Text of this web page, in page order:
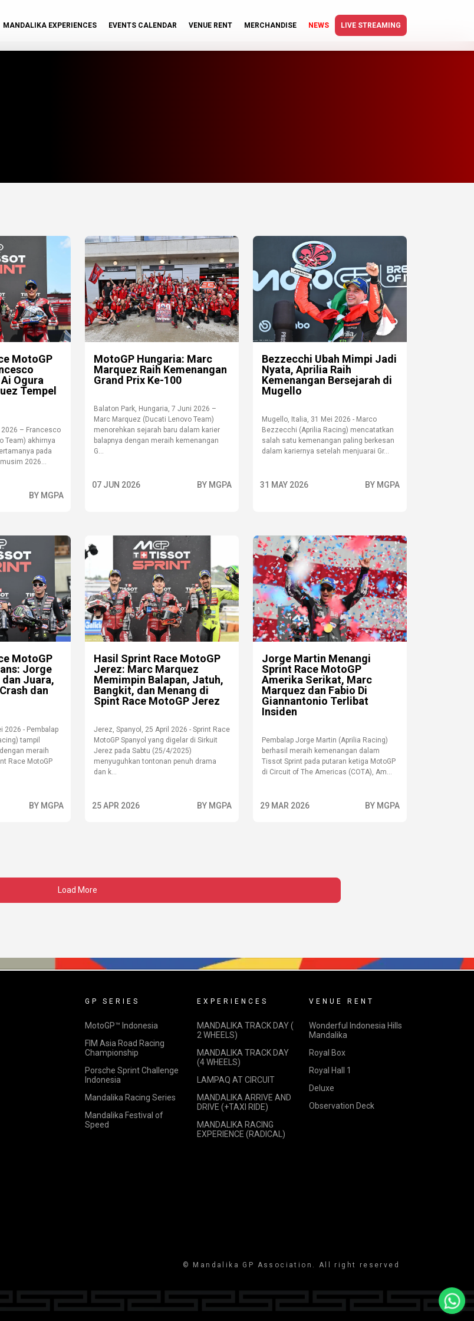
MANDALIKA EXPERIENCES EVENTS CALENDAR VENUE RENT MERCHANDISE NEWS LIVE STREAMING
MotoGP
Ogura
Tempel
– Francesco
Team) akhirnya
pada
2026...
BY MGPA
MotoGP Hungaria: Marc
Marquez Raih Kemenangan
Grand Prix Ke-100
Balaton Park, Hungaria, 7 Juni 2026 –
Marc Marquez (Ducati Lenovo Team)
menorehkan sejarah baru dalam karier
balapnya dengan meraih kemenangan
G...
07 JUN 2026 BY MGPA
Bezzecchi Ubah Mimpi Jadi
Nyata, Aprilia Raih
Kemenangan Bersejarah di
Mugello
Mugello, Italia, 31 Mei 2026 - Marco
Bezzecchi (Aprilia Racing) mencatatkan
salah satu kemenangan paling berkesan
dalam kariernya setelah menjuarai Gr...
31 MAY 2026 BY MGPA
MotoGP
Jorge
Juara,
dan
2026 - Pembalap
tampil
meraih
Race MotoGP
BY MGPA
Hasil Sprint Race MotoGP
Jerez: Marc Marquez
Memimpin Balapan, Jatuh,
Bangkit, dan Menang di
Spint Race MotoGP Jerez
Jerez, Spanyol, 25 April 2026 - Sprint Race
MotoGP Spanyol yang digelar di Sirkuit
Jerez pada Sabtu (25/4/2025)
menyuguhkan tontonan penuh drama
dan k...
25 APR 2026 BY MGPA
Jorge Martin Menangi
Sprint Race MotoGP
Amerika Serikat, Marc
Marquez dan Fabio Di
Giannantonio Terlibat
Insiden
Pembalap Jorge Martin (Aprilia Racing)
berhasil meraih kemenangan dalam
Tissot Sprint pada putaran ketiga MotoGP
di Circuit of The Americas (COTA), Am...
29 MAR 2026 BY MGPA
Load More
GP SERIES
MotoGP™ Indonesia
FIM Asia Road Racing
Championship
Porsche Sprint Challenge
Indonesia
Mandalika Racing Series
Mandalika Festival of
Speed
EXPERIENCES
MANDALIKA TRACK DAY (
2 WHEELS)
MANDALIKA TRACK DAY
(4 WHEELS)
LAMPAQ AT CIRCUIT
MANDALIKA ARRIVE AND
DRIVE (+TAXI RIDE)
MANDALIKA RACING
EXPERIENCE (RADICAL)
VENUE RENT
Wonderful Indonesia Hills
Mandalika
Royal Box
Royal Hall 1
Deluxe
Observation Deck
© Mandalika GP Association. All right reserved